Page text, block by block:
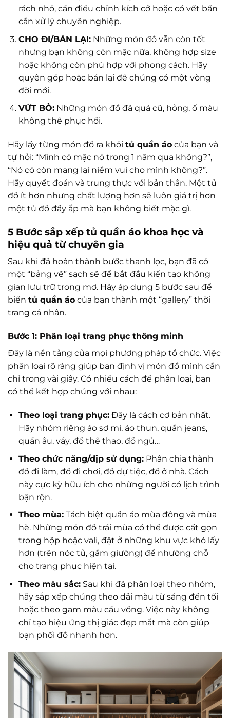
rách nhỏ, cần điều chỉnh kích cỡ hoặc có vết bẩn
cần xử lý chuyên nghiệp.
CHO ĐI/BÁN LẠI:Những món đồ vẫn còn tốt
nhưng bạn không còn mặc nữa, không hợp size
hoặc không còn phù hợp với phong cách. Hãy
quyên góp hoặc bán lại để chúng có một vòng
đời mới.
VỨT BỎ:Những món đồ đã quá cũ, hỏng, ố màu
không thể phục hồi.
Hãy lấy từng món đồ ra khỏi tủ quần áo của bạn và
tự hỏi: “Mình có mặc nó trong 1 năm qua không?”,
“Nó có còn mang lại niềm vui cho mình không?”.
Hãy quyết đoán và trung thực với bản thân. Một tủ
đồ ít hơn nhưng chất lượng hơn sẽ luôn giá trị hơn
một tủ đồ đầy ắp mà bạn không biết mặc gì.
5 Bước sắp xếp tủ quần áo khoa học và
hiệu quả từ chuyên gia
Sau khi đã hoàn thành bước thanh lọc, bạn đã có
một “bảng vẽ” sạch sẽ để bắt đầu kiến tạo không
gian lưu trữ trong mơ. Hãy áp dụng 5 bước sau để
biến tủ quần áo của bạn thành một “gallery” thời
trang cá nhân.
Bước 1: Phân loại trang phục thông minh
Đây là nền tảng của mọi phương pháp tổ chức. Việc
phân loại rõ ràng giúp bạn định vị món đồ mình cần
chỉ trong vài giây. Có nhiều cách để phân loại, bạn
có thể kết hợp chúng với nhau:
Theo loại trang phục:Đây là cách cơ bản nhất.
Hãy nhóm riêng áo sơ mi, áo thun, quần jeans,
quần âu, váy, đồ thể thao, đồ ngủ…
Theo chức năng/dịp sử dụng:Phân chia thành
đồ đi làm, đồ đi chơi, đồ dự tiệc, đồ ở nhà. Cách
này cực kỳ hữu ích cho những người có lịch trình
bận rộn.
Theo mùa:Tách biệt quần áo mùa đông và mùa
hè. Những món đồ trái mùa có thể được cất gọn
trong hộp hoặc vali, đặt ở những khu vực khó lấy
hơn (trên nóc tủ, gầm giường) để nhường chỗ
cho trang phục hiện tại.
Theo màu sắc:Sau khi đã phân loại theo nhóm,
hãy sắp xếp chúng theo dải màu từ sáng đến tối
hoặc theo gam màu cầu vồng. Việc này không
chỉ tạo hiệu ứng thị giác đẹp mắt mà còn giúp
bạn phối đồ nhanh hơn.